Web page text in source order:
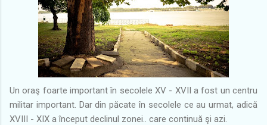
Un oraş foarte important în secolele XV - XVII a fost un centru
militar important. Dar din păcate în secolele ce au urmat, adică
XVIII - XIX a început declinul zonei.. care continuă şi azi.